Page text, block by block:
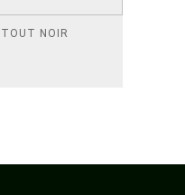
TOUT NOIR